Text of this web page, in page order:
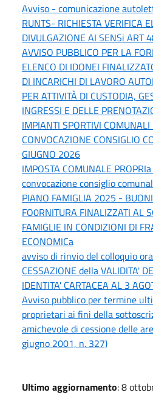
Avviso - comunicazione
RUNTS- RICHIESTA VERIFICA
DIVULGAZIONE AI SENSi ART
AVVISO PUBBLICO PER LA
ELENCO DI IDONEI
DI INCARICHI DI LAVORO
PER ATTIVITÀ DI CUSTODIA,
INGRESSI E DELLE
IMPIANTI SPORTIVI COMUNALI
CONVOCAZIONE CONSIGLIO
GIUGNO 2026
IMPOSTA COMUNALE
convocazione consiglio
PIANO FAMIGLIA 2025 -
FO0RNITURA FINALIZZATI AL
FAMIGLIE IN CONDIZIONI DI
ECONOMICa
avviso di rinvio del colloquio
CESSAZIONE della VALIDITA'
IDENTITA' CARTACEA AL 3
Avviso pubblico per termine
proprietari ai fini della
amichevole di cessione delle
giugno 2001, n. 327)
Ultimo aggiornamento: 8